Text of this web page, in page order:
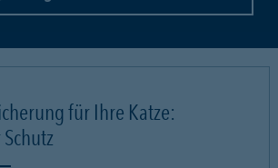
für Ihre Katze: